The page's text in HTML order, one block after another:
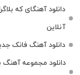
دانلود آهنگای که
آنلاین
دانلود آهنگ فانک